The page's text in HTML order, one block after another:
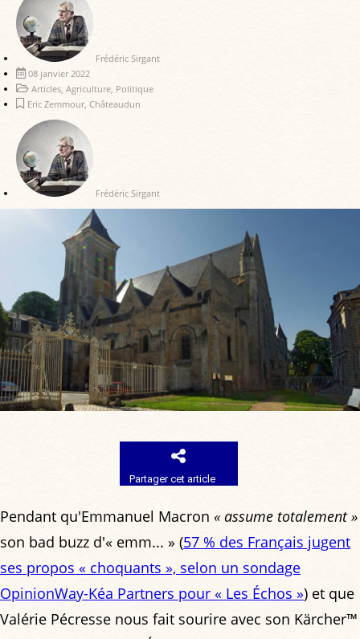
Frédéric Sirgant
08 janvier 2022
Articles, Agriculture, Politique
Eric Zemmour, Châteaudun
Frédéric Sirgant
Partager cet article
Pendant qu'Emmanuel Macron « assume totalement »
son bad buzz d'« emm... » (57 % des Français jugent
ses propos « choquants », selon un sondage
OpinionWay-Kéa Partners pour « Les Échos ») et que
Valérie Pécresse nous fait sourire avec son Kärcher™